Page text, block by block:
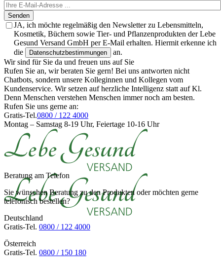
Senden
JA, ich möchte regelmäßig den Newsletter zu Lebensmitteln,
Kosmetik, Büchern sowie Tier- und Pflanzenprodukten der Lebe
Gesund Versand GmbH per E-Mail erhalten. Hiermit erkenne ich
die
Datenschutzbestimmungen
an.
Wir sind für Sie da und freuen uns auf Sie
Rufen Sie an, wir beraten Sie gern! Bei uns antworten nicht
Chatbots, sondern unsere Kolleginnen und Kollegen vom
Kundenservice. Wir setzen auf herzliche Intelligenz statt auf Kl.
Denn Menschen verstehen Menschen immer noch am besten.
Rufen Sie uns gerne an:
Gratis-Tel.0800 / 122 4000
Montag – Samstag 8-19 Uhr, Feiertage 10-16 Uhr
Beratung am Telefon
Sie wünschen Beratung zu den Produkten oder möchten gerne
telefonisch bestellen?
Deutschland
Gratis-Tel. 0800 / 122 4000
Österreich
Gratis-Tel. 0800 / 150 180